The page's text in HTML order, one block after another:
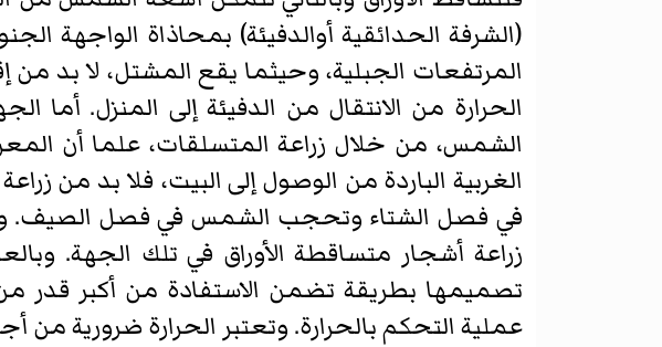
(الشرفة الحدائقية أوالدفيئة) بمحاذاة الواجهة
المرتفعات الجبلية، وحيثما يقع المشتل، لا بد من
الحرارة من الانتقال من الدفيئة إلى المنزل. أما
الشمس، من خلال زراعة المتسلقات، علما أن
الغربية الباردة من الوصول إلى البيت، فلا بد من
في فصل الشتاء وتحجب الشمس في فصل الصيف.
زراعة أشجار متساقطة الأوراق في تلك الجهة.
تصميمها بطريقة تضمن الاستفادة من أكبر قدر
عملية التحكم بالحرارة. وتعتبر الحرارة ضرورية من